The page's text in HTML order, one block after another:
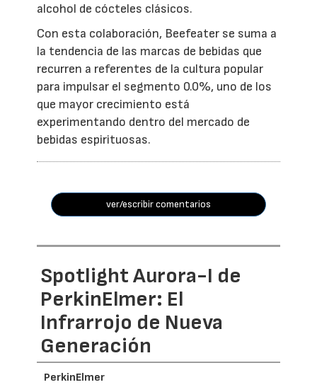
alcohol de cócteles clásicos.
Con esta colaboración, Beefeater se suma a
la tendencia de las marcas de bebidas que
recurren a referentes de la cultura popular
para impulsar el segmento 0.0%, uno de los
que mayor crecimiento está
experimentando dentro del mercado de
bebidas espirituosas.
ver/escribir comentarios
Spotlight Aurora-I de
PerkinElmer: El
Infrarrojo de Nueva
Generación
PerkinElmer